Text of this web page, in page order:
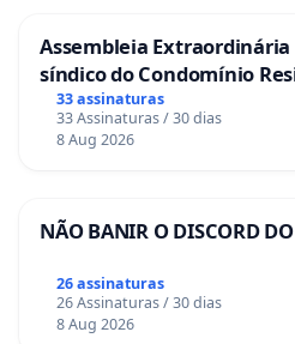
Assembleia
síndico do Condomínio
La Casa
33 assinaturas
33 Assinaturas / 30 dias
8 Aug 2026
NÃO BANIR O DISCORD
26 assinaturas
26 Assinaturas / 30 dias
8 Aug 2026